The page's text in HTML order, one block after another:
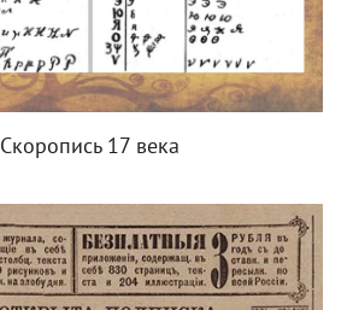
Скоропись 17 века